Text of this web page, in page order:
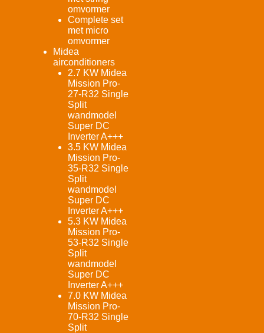
omvormer
Complete set
met micro
omvormer
Midea
airconditioners
2.7 KW Midea
Mission Pro-
27-R32 Single
Split
wandmodel
Super DC
Inverter A+++
3.5 KW Midea
Mission Pro-
35-R32 Single
Split
wandmodel
Super DC
Inverter A+++
5.3 KW Midea
Mission Pro-
53-R32 Single
Split
wandmodel
Super DC
Inverter A+++
7.0 KW Midea
Mission Pro-
70-R32 Single
Split